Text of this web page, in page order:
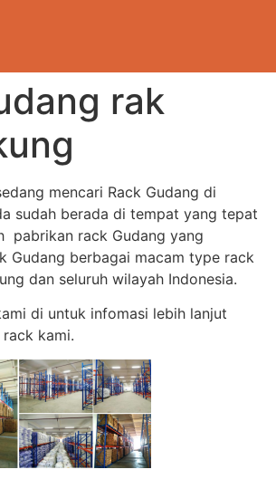
rak
mencari Rack Gudang di
sudah berada di tempat yang tepat
pabrikan rack Gudang yang
Gudang berbagai macam type rack
dan seluruh wilayah Indonesia.
di untuk infomasi lebih lanjut
kami.